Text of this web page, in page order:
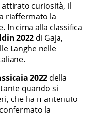
attirato curiosità, il
riaffermato la
In cima alla classifica
2022 di Gaja,
Langhe nelle
2022 della
quando si
che ha mantenuto
la